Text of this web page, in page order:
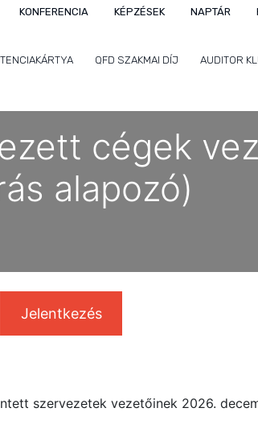
KONFERENCIA KÉPZÉSEK NAPTÁR
QFD SZAKMAI DÍJ AUDITOR
cégek
alapozó)
Jelentkezés
szervezetek vezetőinek 2026.